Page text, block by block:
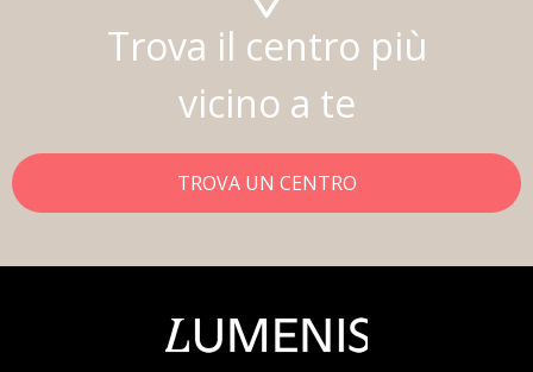
Trova il centro più
vicino a te
TROVA UN CENTRO